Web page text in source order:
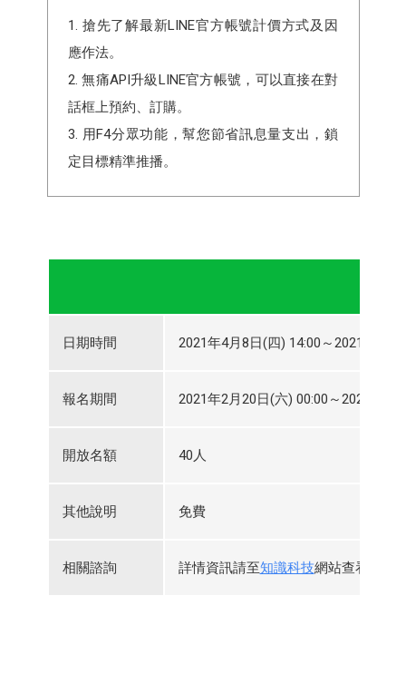
1. 搶先了解最新LINE官方帳號計價方式及因
應作法。
2. 無痛API升級LINE官方帳號，可以直接在對
話框上預約、訂購。
3. 用F4分眾功能，幫您節省訊息量支出，鎖
定目標精準推播。
日期時間 2021年4月8日(四) 14:00～2021年4月
報名期間 2021年2月20日(六) 00:00～2021年4
開放名額 40人
其他說明 免費
相關諮詢 詳情資訊請至知識科技網站查看，或